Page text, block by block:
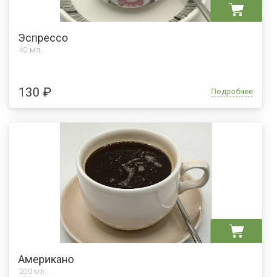
Эспрессо
40 мл.
130 ₽ Подробнее
Американо
200 мл.